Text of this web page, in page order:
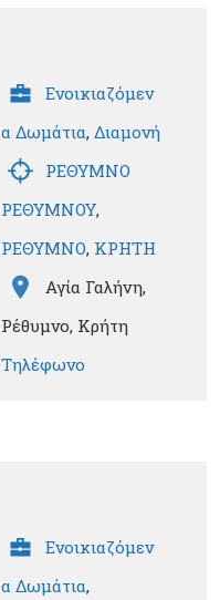
Ενοικιαζόμεν
α Δωμάτια, Διαμονή
ΡΕΘΥΜΝΟ
ΡΕΘΥΜΝΟΥ,
ΡΕΘΥΜΝΟ, ΚΡΗΤΗ
Αγία Γαλήνη,
Ρέθυμνο, Κρήτη
Τηλέφωνο
Ενοικιαζόμεν
α Δωμάτια,